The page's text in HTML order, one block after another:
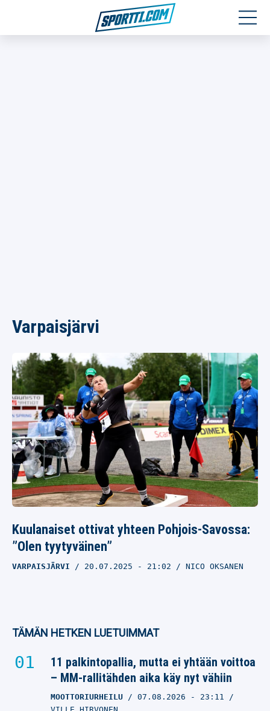
Varpaisjärvi
Kuulanaiset ottivat yhteen Pohjois-Savossa:
”Olen tyytyväinen”
VARPAISJÄRVI 20.07.2025 - 21:02 NICO OKSANEN
TÄMÄN HETKEN LUETUIMMAT
11 palkintopallia, mutta ei yhtään voittoa
– MM-rallitähden aika käy nyt vähiin
MOOTTORIURHEILU 07.08.2026 - 23:11